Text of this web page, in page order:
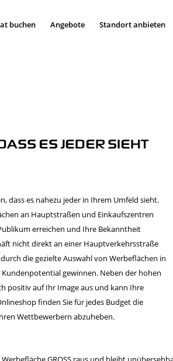
buchen Angebote Standort anbieten
ES JEDER SIEHT
dass es nahezu jeder in Ihrem Umfeld sieht.
an Hauptstraßen und Einkaufszentren
erreichen und Ihre Bekanntheit
nicht direkt an einer Hauptverkehrsstraße
die gezielte Auswahl von Werbeflächen in
gewinnen. Neben der hohen
positiv auf Ihr Image aus und kann Ihre
finden Sie für jedes Budget die
Wettbewerbern abzuheben.